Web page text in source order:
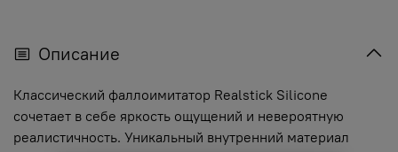
Описание
Классический фаллоимитатор Realstick Silicone
сочетает в себе яркость ощущений и невероятную
реалистичность. Уникальный внутренний материал